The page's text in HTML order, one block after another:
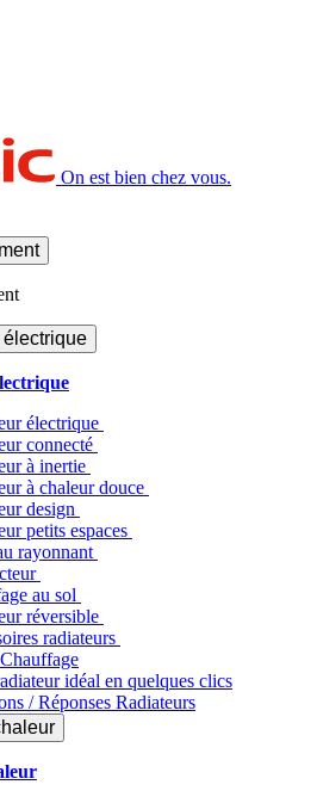
On est bien chez vous.
électrique
connecté
à inertie
à chaleur douce
design
petits espaces
rayonnant
au sol
réversible
radiateurs
idéal en quelques clics
/ Réponses Radiateurs